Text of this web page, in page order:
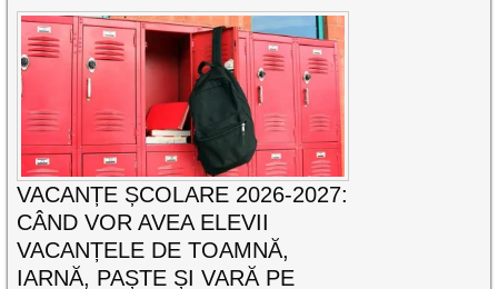
VACANȚE ȘCOLARE 2026-2027:
CÂND VOR AVEA ELEVII
VACANȚELE DE TOAMNĂ,
IARNĂ, PAȘTE ȘI VARĂ PE